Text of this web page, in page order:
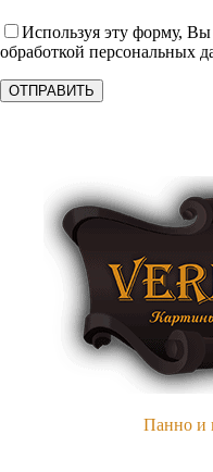
Используя эту форму, Вы
обработкой персональных
Панно и